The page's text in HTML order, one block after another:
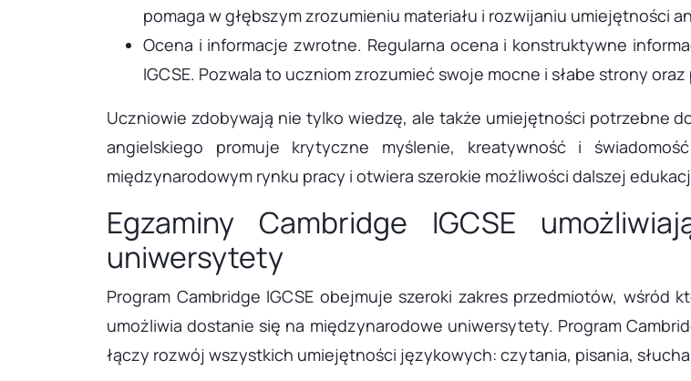
pomaga w głębszym zrozumieniu materiału i rozwijaniu umiejętności
Ocena i informacje zwrotne. Regularna ocena i konstruktywne
IGCSE. Pozwala to uczniom zrozumieć swoje mocne i słabe strony
Uczniowie zdobywają nie tylko wiedzę, ale także umiejętności potrzebne
angielskiego promuje krytyczne myślenie, kreatywność i
międzynarodowym rynku pracy i otwiera szerokie możliwości dalszej
Egzaminy Cambridge IGCSE
uniwersytety
Program Cambridge IGCSE obejmuje szeroki zakres przedmiotów,
umożliwia dostanie się na międzynarodowe uniwersytety. Program
łączy rozwój wszystkich umiejętności językowych: czytania, pisania,